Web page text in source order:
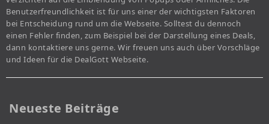
Benutzerfreundlichkeit ist für uns einer der wichtigsten Faktoren
bei Entscheidung rund um die Webseite. Solltest du dennoch
einen Fehler finden, zum Beispiel bei der Darstellung eines Deals,
dann kontaktiere uns gerne. Wir freuen uns auch über Vorschläge
und Ideen für die DealGott Webseite.
Neueste Beiträge